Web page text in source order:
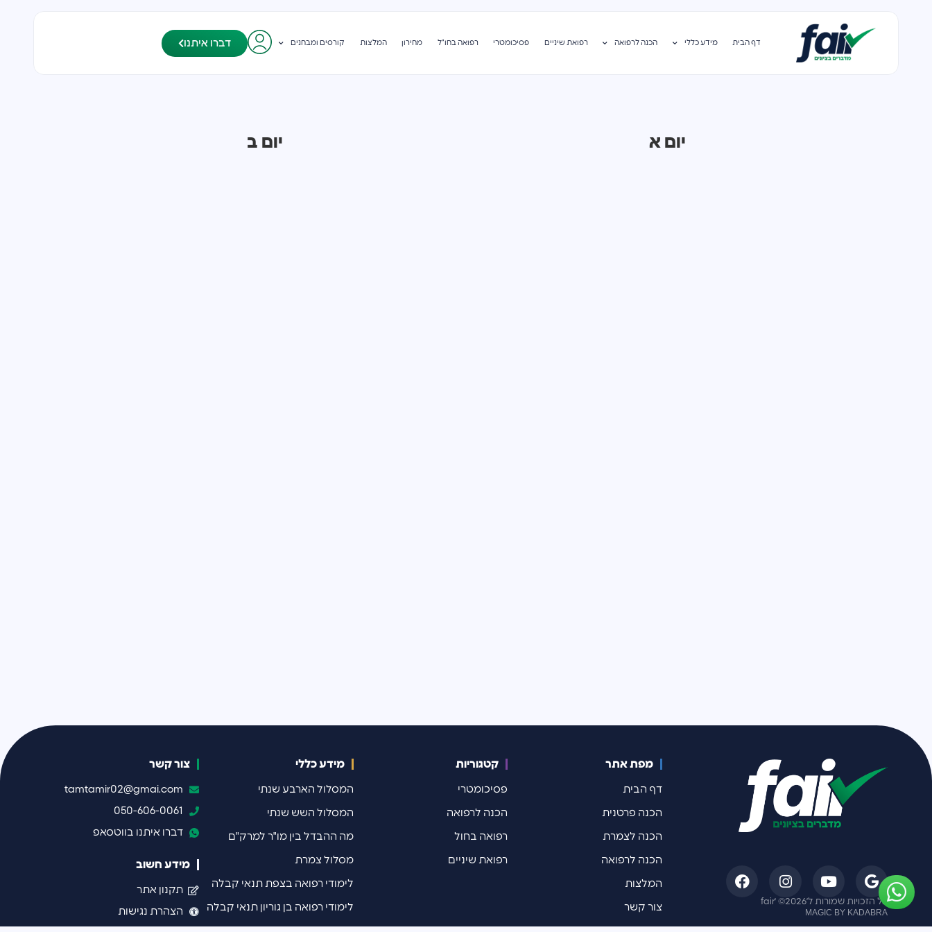
דף הבית מידע כללי הכנה לרפואה רפואת שיניים פסיכומטרי רפואה בחו”ל מחירון המלצות קורסים ומבחנים דברו איתנו
יום א יום ב
כל הזכויות שמורות ל׳fair' ©2026
MAGIC BY KADABRA
מפת אתר
דף הבית
הכנה פרטנית
הכנה לצמרת
הכנה לרפואה
המלצות
צור קשר
קטגוריות
פסיכומטרי
הכנה לרפואה
רפואה בחול
רפואת שיניים
מידע כללי
המסלול הארבע שנתי
המסלול השש שנתי
מה ההבדל בין מו"ר למרק"ם
מסלול צמרת
לימודי רפואה בצפת תנאי קבלה
לימודי רפואה בן גוריון תנאי קבלה
צור קשר
tamtamir02@gmai.com
050-606-0061
דברו איתנו בווטסאפ
מידע חשוב
תקנון אתר
הצהרת נגישות